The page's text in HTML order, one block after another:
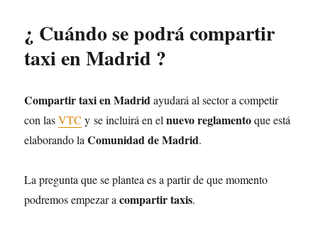
¿ Cuándo se podrá compartir
taxi en Madrid ?
Compartir taxi en Madridayudará al sector a competir
con lasVTC y se incluirá en elnuevo reglamentoque está
elaborando laComunidad de Madrid.
La pregunta que se plantea es a partir de que momento
podremos empezar acompartir taxis.